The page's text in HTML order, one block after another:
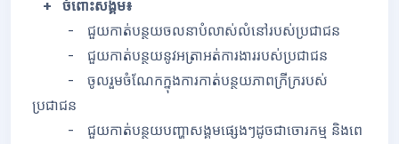
+ ចំពោះសង្គម៖
- ជួយកាត់បន្ថយចលនាបំលាស់លំនៅរបស់ប្រជាជន
- ជួយកាត់បន្ថយនូវអត្រាអត់ការងាររបស់ប្រជាជន
- ចូលរួមចំណែកក្នុងការកាត់បន្ថយភាពក្រីក្ររបស់
ប្រជាជន
- ជួយកាត់បន្ថយបញ្ហាសង្គមផ្សេងៗដូចជាចោរកម្ម និងពេ